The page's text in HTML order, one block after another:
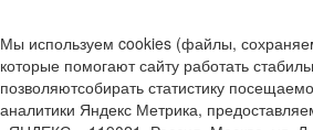
Мы используем cookies (файлы,
которые помогают сайту работать
позволяютсобирать статистику
аналитики Яндекс Метрика,